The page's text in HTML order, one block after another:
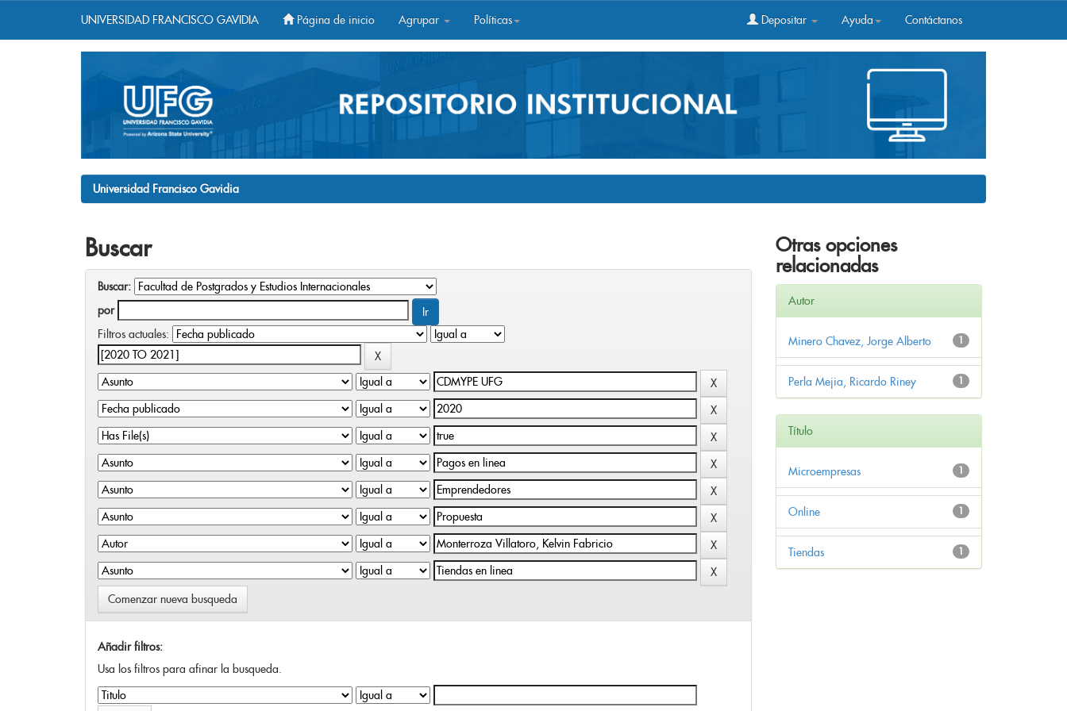
UNIVERSIDAD FRANCISCO GAVIDIA Página de inicio Agrupar Políticas Depositar Ayuda Contáctanos
Universidad Francisco Gavidia
Buscar
Buscar:
por
Filtros actuales:
Comenzar nueva busqueda
Añadir filtros:
Usa los filtros para afinar la busqueda.
Otras opciones
relacionadas
Autor
1
Minero Chavez, Jorge Alberto
1
Perla Mejia, Ricardo Riney
Título
1
Microempresas
1
Online
1
Tiendas